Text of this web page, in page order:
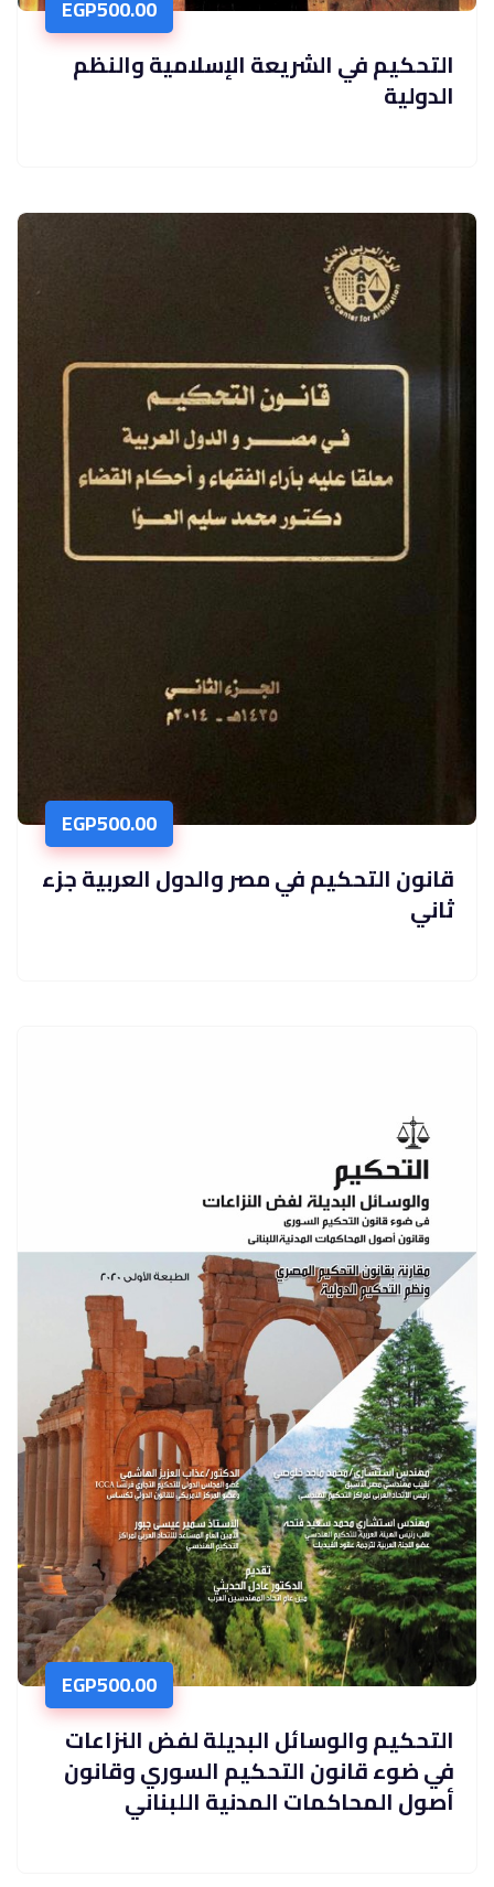
EGP500.00
التحكيم في الشريعة الإسلامية والنظم
الدولية
EGP500.00
قانون التحكيم في مصر والدول العربية جزء
ثاني
EGP500.00
التحكيم والوسائل البديلة لفض النزاعات
في ضوء قانون التحكيم السوري وقانون
أصول المحاكمات المدنية اللبناني